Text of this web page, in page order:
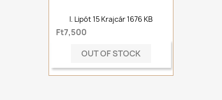
I. Lipót 15 Krajcár 1676 KB
Ft7,500
OUT OF STOCK